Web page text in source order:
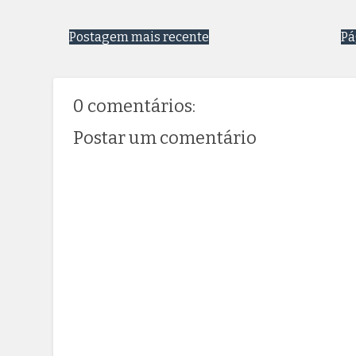
Postagem mais recente
0 comentários:
Postar um comentário